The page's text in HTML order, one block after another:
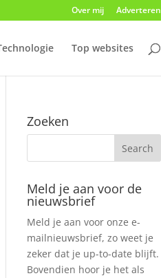
Over mij Adverteren
Top websites
Zoeken
Meld je aan voor de
nieuwsbrief
Meld je aan voor onze e-
mailnieuwsbrief, zo weet je
zeker dat je up-to-date blijft.
Bovendien hoor je het als